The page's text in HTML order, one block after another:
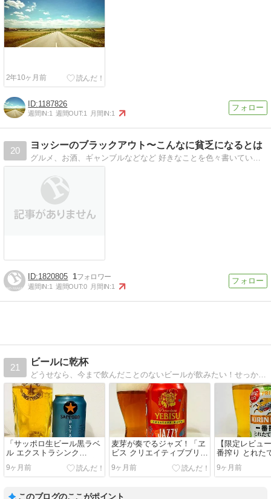
2年10ヶ月前
1187826
週間IN:1 週間OUT:1 月間IN:1
20
ヨッシーのブラックアウト〜こんなに貧乏になるとは
グルメ、お酒、ギャンブルなどなど 好きなことを色々書いていきます
1820805 1
週間IN:1 週間OUT:0 月間IN:1
21
ビールに乾杯
どうせなら、今まで飲んだことのないビールが飲みたい！せっかくなら、ビールについてもっと知りたい！国内外のビールについて興味本位のままに書いています。
「サッポロ生ビール黒ラベ
ル エクストラシンク
（EXTRA THINK）」が実
現した飲みやすさとキレの
9ヶ月前
麦芽が奏でるジャズ！「ヱ
ビス クリエイティブブリュ
ー JAZZY（ジャジー）」
【感想・評判・うまい！or
9ヶ月前
【限定レビュ
番搾り とれた
2025！美味し
ル！【感想・
9ヶ月前
このブログのここがポイント